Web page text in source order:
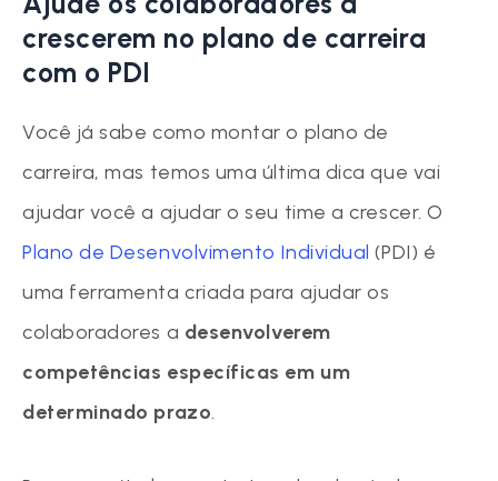
crescerem no plano de carreira
com o PDI
Você já sabe como montar o plano de
carreira, mas temos uma última dica que vai
ajudar você a ajudar o seu time a crescer. O
Plano de Desenvolvimento Individual(PDI) é
uma ferramenta criada para ajudar os
colaboradores a desenvolverem
competências específicas em um
determinado prazo.